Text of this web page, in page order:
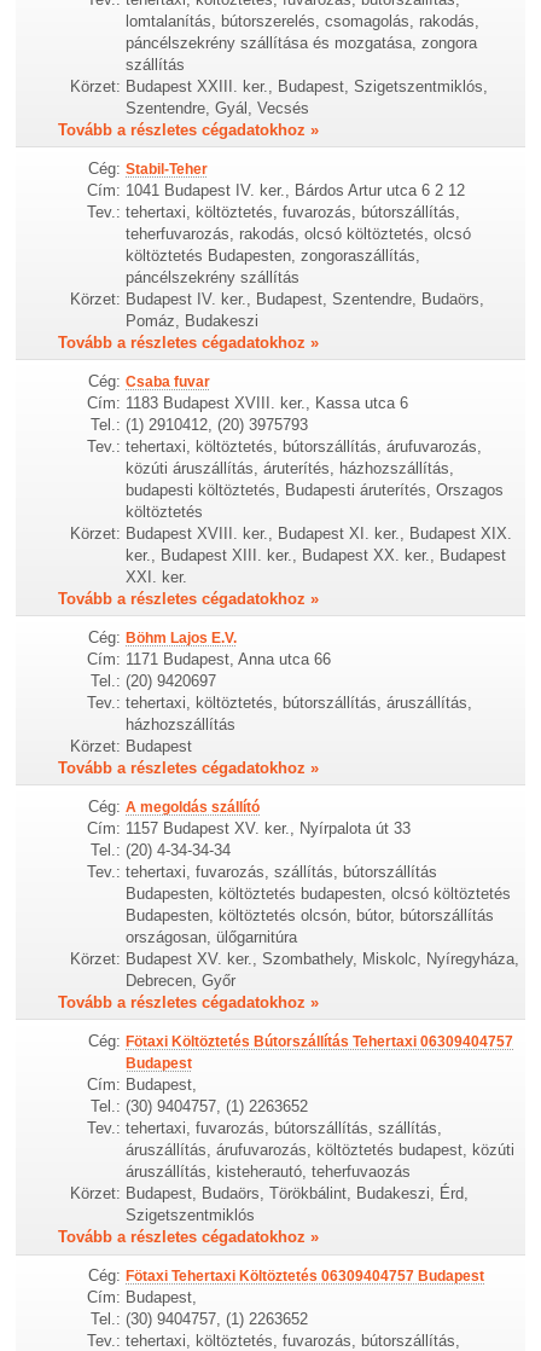
lomtalanítás, bútorszerelés, csomagolás, rakodás,
páncélszekrény szállítása és mozgatása, zongora
szállítás
Körzet: Budapest XXIII. ker., Budapest, Szigetszentmiklós,
Szentendre, Gyál, Vecsés
Tovább a részletes cégadatokhoz »
Cég: Stabil-Teher
Cím: 1041 Budapest IV. ker., Bárdos Artur utca 6 2 12
Tev.: tehertaxi, költöztetés, fuvarozás, bútorszállítás,
teherfuvarozás, rakodás, olcsó költöztetés, olcsó
költöztetés Budapesten, zongoraszállítás,
páncélszekrény szállítás
Körzet: Budapest IV. ker., Budapest, Szentendre, Budaörs,
Pomáz, Budakeszi
Tovább a részletes cégadatokhoz »
Cég: Csaba fuvar
Cím: 1183 Budapest XVIII. ker., Kassa utca 6
Tel.: (1) 2910412, (20) 3975793
Tev.: tehertaxi, költöztetés, bútorszállítás, árufuvarozás,
közúti áruszállítás, áruterítés, házhozszállítás,
budapesti költöztetés, Budapesti áruterítés, Orszagos
költöztetés
Körzet: Budapest XVIII. ker., Budapest XI. ker., Budapest XIX.
ker., Budapest XIII. ker., Budapest XX. ker., Budapest
XXI. ker.
Tovább a részletes cégadatokhoz »
Cég: Böhm Lajos E.V.
Cím: 1171 Budapest, Anna utca 66
Tel.: (20) 9420697
Tev.: tehertaxi, költöztetés, bútorszállítás, áruszállítás,
házhozszállítás
Körzet: Budapest
Tovább a részletes cégadatokhoz »
Cég: A megoldás szállító
Cím: 1157 Budapest XV. ker., Nyírpalota út 33
Tel.: (20) 4-34-34-34
Tev.: tehertaxi, fuvarozás, szállítás, bútorszállítás
Budapesten, költöztetés budapesten, olcsó költöztetés
Budapesten, költöztetés olcsón, bútor, bútorszállítás
országosan, ülőgarnitúra
Körzet: Budapest XV. ker., Szombathely, Miskolc, Nyíregyháza,
Debrecen, Győr
Tovább a részletes cégadatokhoz »
Cég: Fötaxi Költöztetés Bútorszállítás Tehertaxi 06309404757
Budapest
Cím: Budapest,
Tel.: (30) 9404757, (1) 2263652
Tev.: tehertaxi, fuvarozás, bútorszállítás, szállítás,
áruszállítás, árufuvarozás, költöztetés budapest, közúti
áruszállítás, kisteherautó, teherfuvaozás
Körzet: Budapest, Budaörs, Törökbálint, Budakeszi, Érd,
Szigetszentmiklós
Tovább a részletes cégadatokhoz »
Cég: Fötaxi Tehertaxi Költöztetés 06309404757 Budapest
Cím: Budapest,
Tel.: (30) 9404757, (1) 2263652
Tev.: tehertaxi, költöztetés, fuvarozás, bútorszállítás,